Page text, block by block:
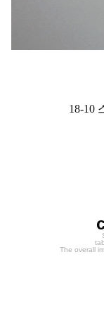
18-10
The overall